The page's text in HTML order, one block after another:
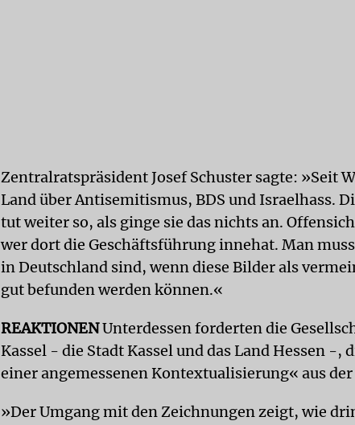
Zentralratspräsident Josef Schuster sagte: »Seit
Land über Antisemitismus, BDS und Israelhass.
tut weiter so, als ginge sie das nichts an.
wer dort die Geschäftsführung innehat. Man
in Deutschland sind, wenn diese Bilder als
gut befunden werden können.«
REAKTIONENUnterdessen forderten die
Kassel - die Stadt Kassel und das Land Hessen -,
einer angemessenen Kontextualisierung« aus
»Der Umgang mit den Zeichnungen zeigt, wie